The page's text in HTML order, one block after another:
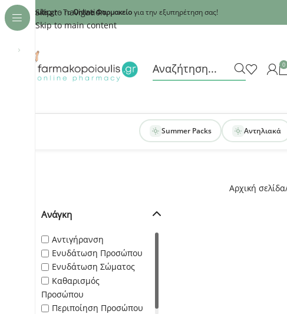
Skip to navigation
Skip to main content
›
- ΤοOnline Φαρμακείογια την εξυπηρέτηση σας!
0
Summer Packs Αντηλιακά
Ανάγκη
Αντιγήρανση
Ενυδάτωση Προσώπου
Ενυδάτωση Σώματος
Καθαρισμός
Προσώπου
Περιποίηση Προσώπου
Αρχική σελίδα